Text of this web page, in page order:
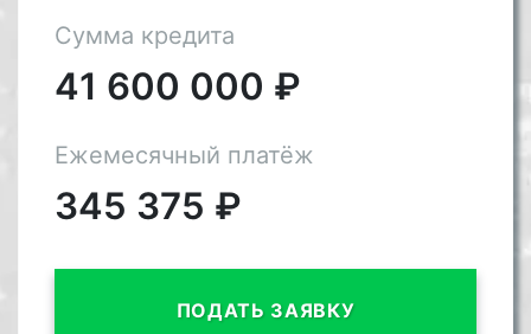
Сумма кредита
41 600 000 ₽
Ежемесячный платёж
345 375 ₽
ПОДАТЬ ЗАЯВКУ